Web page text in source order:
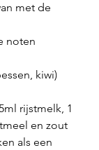
met de
noten
kiwi)
rijstmelk, 1
en zout
als een